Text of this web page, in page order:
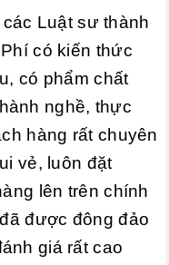
các Luật sư thành
có kiến thức
có phẩm chất
nghề, thực
hàng rất chuyên
vẻ, luôn đặt
lên trên chính
được đông đảo
giá rất cao